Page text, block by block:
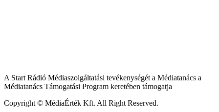
A Start Rádió Médiaszolgáltatási tevékenységét a Médiatanács a
Médiatanács Támogatási Program keretében támogatja
Copyright © MédiaÉrték Kft. All Right Reserved.